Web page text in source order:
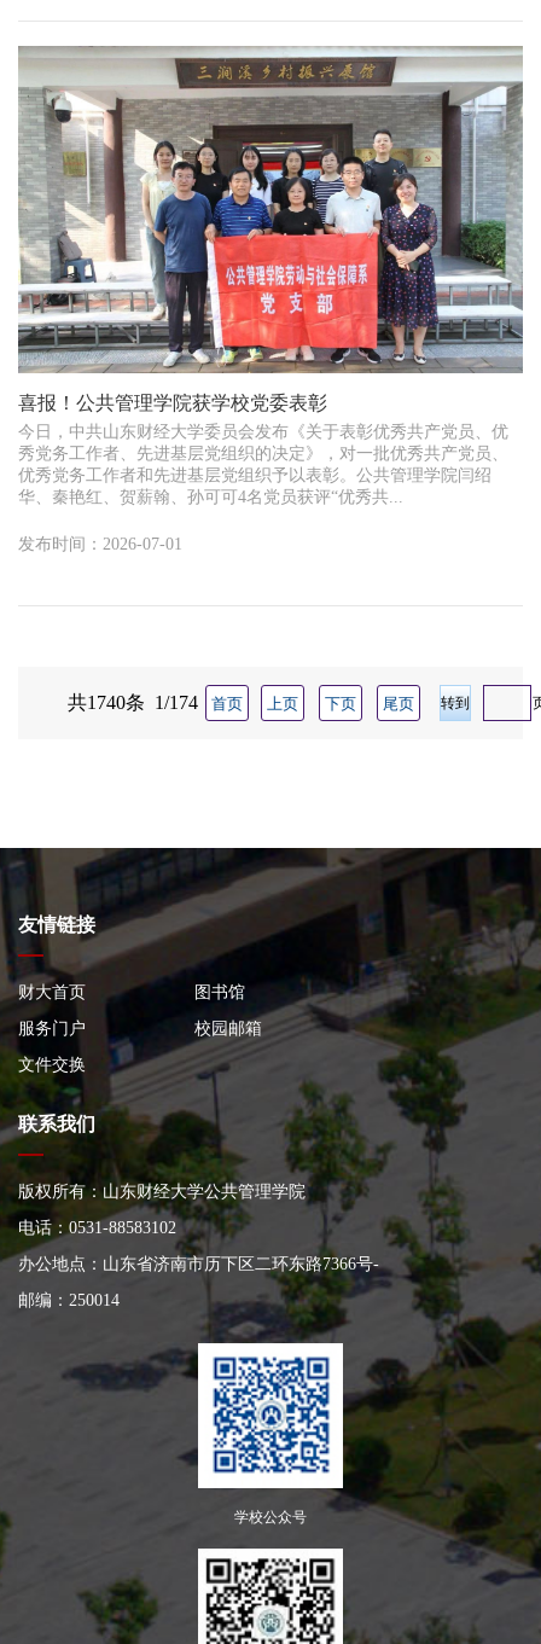
喜报！公共管理学院获学校党委表彰
今日，中共山东财经大学委员会发布《关于表彰优秀共产党员、优
秀党务工作者、先进基层党组织的决定》，对一批优秀共产党员、
优秀党务工作者和先进基层党组织予以表彰。公共管理学院闫绍
华、秦艳红、贺薪翰、孙可可4名党员获评“优秀共...
发布时间：2026-07-01
共1740条 1/174 首页 上页 下页 尾页
友情链接
财大首页
图书馆
服务门户
校园邮箱
文件交换
联系我们
版权所有：山东财经大学公共管理学院
电话：0531-88583102
办公地点：山东省济南市历下区二环东路7366号-
邮编：250014
学校公众号